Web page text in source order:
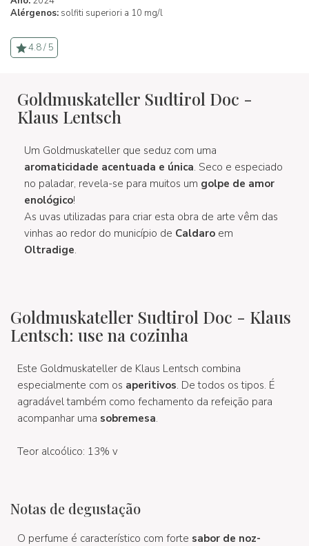
Alérgenos: solfiti superiori a 10 mg/l
4.8 / 5
Goldmuskateller Sudtirol Doc -
Klaus Lentsch
Um Goldmuskateller que seduz com uma
aromaticidade acentuada e única. Seco e especiado
no paladar, revela-se para muitos um golpe de amor
enológico!
As uvas utilizadas para criar esta obra de arte vêm das
vinhas ao redor do município de Caldaro em
Oltradige.
Goldmuskateller Sudtirol Doc - Klaus
Lentsch: use na cozinha
Este Goldmuskateller de Klaus Lentsch combina
especialmente com os aperitivos. De todos os tipos. É
agradável também como fechamento da refeição para
acompanhar uma sobremesa.
Teor alcoólico: 13% v
Notas de degustação
O perfume é característico com forte sabor de noz-